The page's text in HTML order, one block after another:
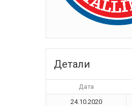
Детали
Дата
24.10.2020